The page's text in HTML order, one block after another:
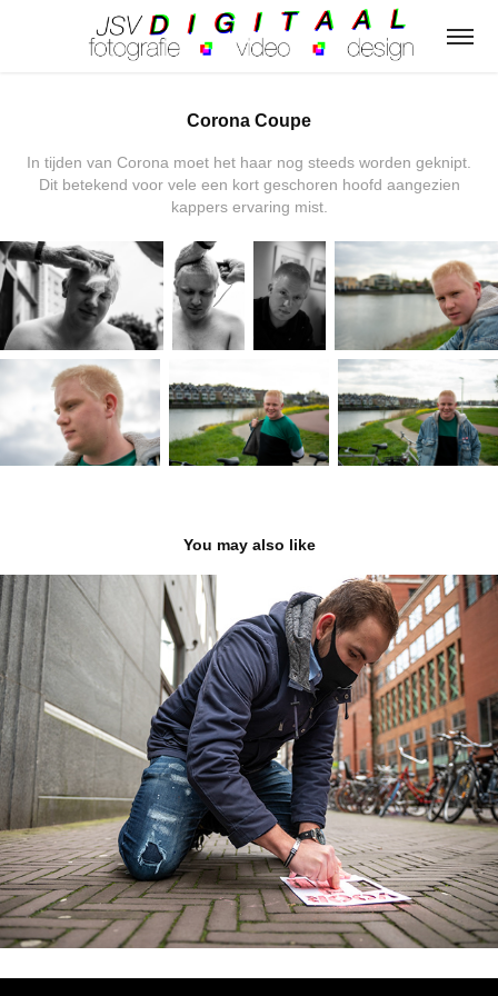
Corona Coupe
In tijden van Corona moet het haar nog steeds worden geknipt.
Dit betekend voor vele een kort geschoren hoofd aangezien
kappers ervaring mist.
You may also like
Den Haag #Voor14
2020